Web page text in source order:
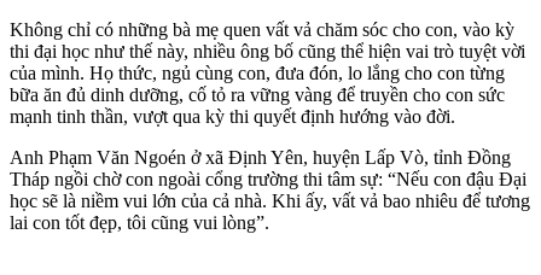
Không chỉ có những bà mẹ quen vất vả chăm sóc cho con, vào kỳ
thi đại học như thế này, nhiều ông bố cũng thể hiện vai trò tuyệt vời
của mình. Họ thức, ngủ cùng con, đưa đón, lo lắng cho con từng
bữa ăn đủ dinh dưỡng, cố tỏ ra vững vàng để truyền cho con sức
mạnh tinh thần, vượt qua kỳ thi quyết định hướng vào đời.
Anh Phạm Văn Ngoén ở xã Định Yên, huyện Lấp Vò, tỉnh Đồng
Tháp ngồi chờ con ngoài cổng trường thi tâm sự: “Nếu con đậu Đại
học sẽ là niềm vui lớn của cả nhà. Khi ấy, vất vả bao nhiêu để tương
lai con tốt đẹp, tôi cũng vui lòng”.